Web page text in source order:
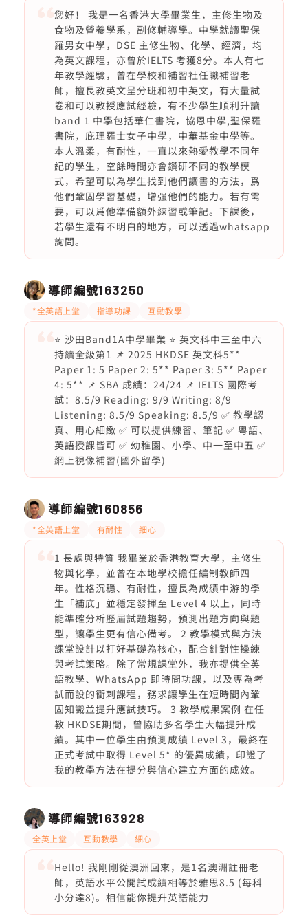
您好！ 我是一名香港大學畢業生，主修生物及
食物及營養學系，副修輔導學。中學就讀聖保
羅男女中學，DSE 主修生物、化學、經濟，均
為英文課程，亦曾於IELTS 考獲8分。本人有七
年教學經驗，曾在學校和補習社任職補習老
師，擅長教英文呈分班和初中英文，有大量試
卷和可以教授應試經驗，有不少學生順利升讀
band 1 中學包括華仁書院，協恩中學,聖保羅
書院，庇理羅士女子中學，中華基金中學等。
本人溫柔，有耐性，一直以來熱愛教學不同年
紀的學生，空餘時間亦會鑽研不同的教學模
式，希望可以為學生找到他們讀書的方法，爲
他們鞏固學習基礎，增强他們的能力。若有需
要，可以爲他準備額外練習或筆記。下課後，
若學生還有不明白的地方，可以透過whatsapp
詢問。
導師編號163250
*全英語上堂 指導功課 互動教學
⭐ 沙田Band1A中學畢業 ⭐ 英文科中三至中六
持續全級第1 📌 2025 HKDSE 英文科5**
Paper 1: 5 Paper 2: 5** Paper 3: 5** Paper
4: 5** 📌 SBA 成績：24/24 📌 IELTS 國際考
試：8.5/9 Reading: 9/9 Writing: 8/9
Listening: 8.5/9 Speaking: 8.5/9 ✅ 教學認
真、用心細緻 ✅ 可以提供練習、筆記 ✅ 粵語、
英語授課皆可 ✅ 幼稚園、小學、中一至中五 ✅
網上視像補習(國外留學)
導師編號160856
*全英語上堂 有耐性 細心
1 長處與特質 我畢業於香港教育大學，主修生
物與化學，並曾在本地學校擔任編制教師四
年。性格沉穩、有耐性，擅長為成績中游的學
生「補底」並穩定發揮至 Level 4 以上，同時
能準確分析歷屆試題趨勢，預測出題方向與題
型，讓學生更有信心備考。 2 教學模式與方法
課堂設計以打好基礎為核心，配合針對性操練
與考試策略。除了常規課堂外，我亦提供全英
語教學、WhatsApp 即時問功課，以及專為考
試而設的衝刺課程，務求讓學生在短時間內鞏
固知識並提升應試技巧。 3 教學成果案例 在任
教 HKDSE期間，曾協助多名學生大幅提升成
績。其中一位學生由預測成績 Level 3，最終在
正式考試中取得 Level 5* 的優異成績，印證了
我的教學方法在提分與信心建立方面的成效。
導師編號163928
全英上堂 互動教學 細心
Hello! 我剛剛從澳洲回來，是1名澳洲註冊老
師，英語水平公開試成績相等於雅思8.5 (每科
小分達8)。相信能你提升英語能力